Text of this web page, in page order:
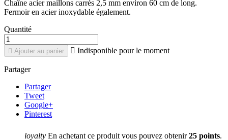
Chaîne acier maillons carrés 2,5 mm environ 60 cm de long.
Fermoir en acier inoxydable également.
Quantité
 Ajouter au panier  Indisponible pour le moment
Partager
Partager
Tweet
Google+
Pinterest
loyalty En achetant ce produit vous pouvez obtenir25 points.